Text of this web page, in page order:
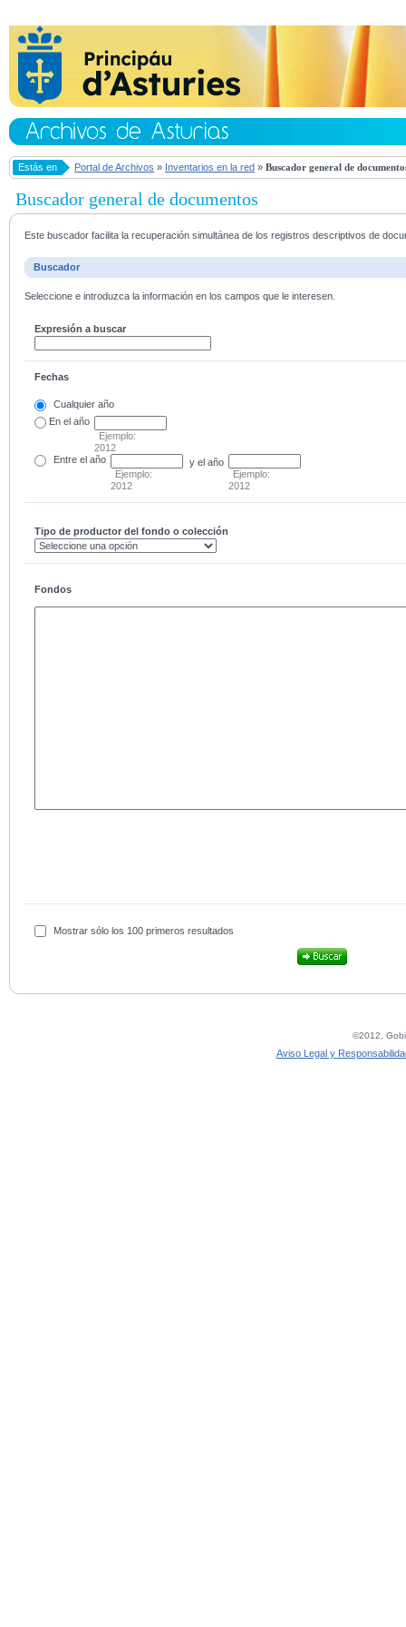
Estás en Portal de Archivos » Inventarios en la red » Buscador general de
Buscador general de documentos
Este buscador facilita la recuperación simultánea de los registros descriptivos de
Buscador
Seleccione e introduzca la información en los campos que le interesen.
Expresión a buscar
Fechas
Cualquier año
En el año
Ejemplo:
2012
Entre el año
Ejemplo:
2012
y el año
Ejemplo:
2012
Tipo de productor del fondo o colección
Fondos
Mostrar sólo los 100 primeros resultados
©2012,
Aviso Legal y